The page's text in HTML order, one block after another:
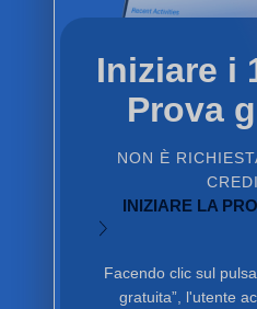
Iniziare i
Prova
NON È
INIZIARE LA
Facendo clic sul
gratuita”, l'utente